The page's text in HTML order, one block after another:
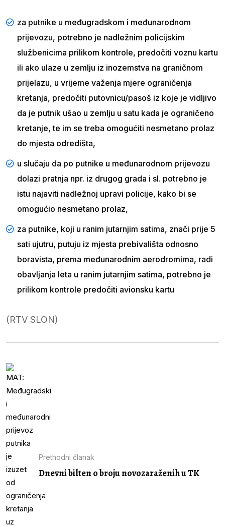
za putnike u međugradskom i međunarodnom
prijevozu, potrebno je nadležnim policijskim
službenicima prilikom kontrole, predočiti voznu kartu
ili ako ulaze u zemlju iz inozemstva na graničnom
prijelazu, u vrijeme važenja mjere ograničenja
kretanja, predočiti putovnicu/pasoš iz koje je vidljivo
da je putnik ušao u zemlju u satu kada je ograničeno
kretanje, te im se treba omogućiti nesmetano prolaz
do mjesta odredišta,
u slučaju da po putnike u međunarodnom prijevozu
dolazi pratnja npr. iz drugog grada i sl. potrebno je
istu najaviti nadležnoj upravi policije, kako bi se
omogućio nesmetano prolaz,
za putnike, koji u ranim jutarnjim satima, znači prije 5
sati ujutru, putuju iz mjesta prebivališta odnosno
boravista, prema međunarodnim aerodromima, radi
obavljanja leta u ranim jutarnjim satima, potrebno je
prilikom kontrole predočiti avionsku kartu
(RTV SLON)
Prethodni članak
Dnevni bilten o broju novozaraženih u TK